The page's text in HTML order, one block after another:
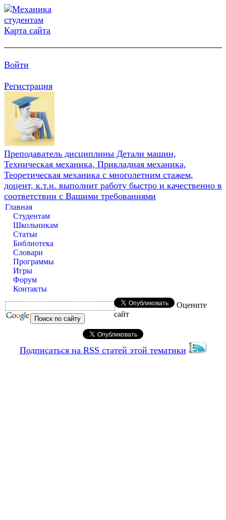
Карта сайта
Войти
Регистрация
Преподаватель дисциплины Детали машин,
Техническая механика, Прикладная механика,
Теоретическая механика с многолетним стажем,
доцент, к.т.н. выполнит работу быстро и качественно в
соответствии с Вашими требованиями
Главная
Студентам
Школьникам
Статьи
Библиотека
Словари
Программы
Игры
Форум
Контакты
Оцените
сайт
Подписаться на RSS статей этой тематики